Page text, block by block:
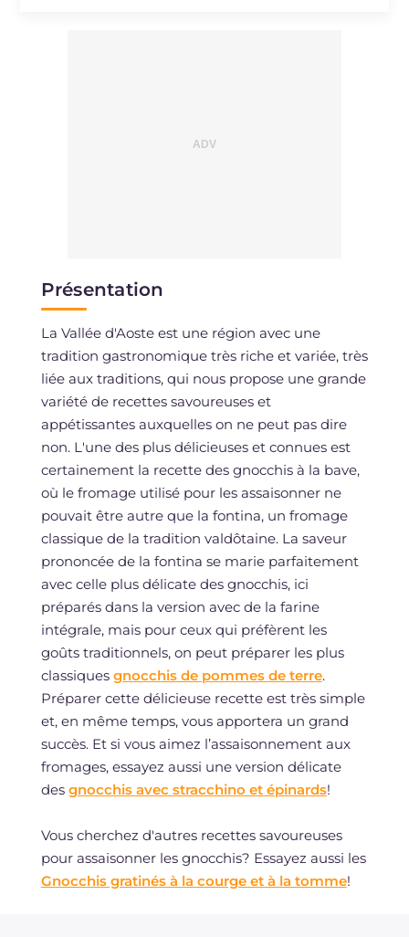
Présentation
La Vallée d'Aoste est une région avec une
tradition gastronomique très riche et variée, très
liée aux traditions, qui nous propose une grande
variété de recettes savoureuses et
appétissantes auxquelles on ne peut pas dire
non. L'une des plus délicieuses et connues est
certainement la recette des gnocchis à la bave,
où le fromage utilisé pour les assaisonner ne
pouvait être autre que la fontina, un fromage
classique de la tradition valdôtaine. La saveur
prononcée de la fontina se marie parfaitement
avec celle plus délicate des gnocchis, ici
préparés dans la version avec de la farine
intégrale, mais pour ceux qui préfèrent les
goûts traditionnels, on peut préparer les plus
classiques gnocchis de pommes de terre.
Préparer cette délicieuse recette est très simple
et, en même temps, vous apportera un grand
succès. Et si vous aimez l’assaisonnement aux
fromages, essayez aussi une version délicate
des gnocchis avec stracchino et épinards!
Vous cherchez d'autres recettes savoureuses
pour assaisonner les gnocchis? Essayez aussi les
Gnocchis gratinés à la courge et à la tomme!